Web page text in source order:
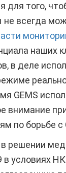
того,
всегда
наших
в деле
GEMS
внимание
по борьбе с
условиях